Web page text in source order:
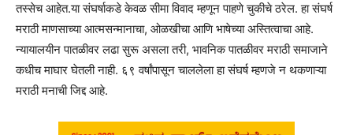
तस्सेच आहेत.या संघर्षाकडे केवळ सीमा विवाद म्हणून पाहणे चुकीचे ठरेल. हा संघर्ष
मराठी माणसाच्या आत्मसन्मानाचा, ओळखीचा आणि भाषेच्या अस्तित्वाचा आहे.
न्यायालयीन पातळीवर लढा सुरू असला तरी, भावनिक पातळीवर मराठी समाजाने
कधीच माघार घेतली नाही. ६९ वर्षांपासून चाललेला हा संघर्ष म्हणजे न थकणाऱ्या
मराठी मनाची जिद्द आहे.